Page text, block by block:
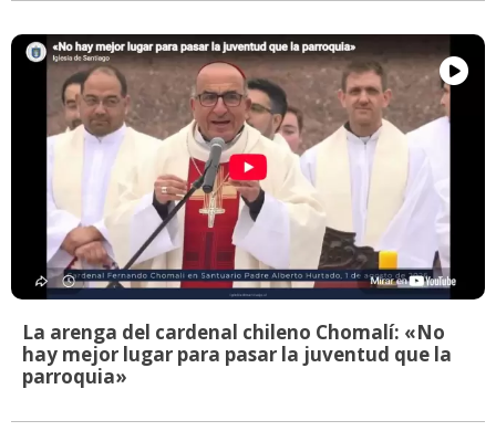
La arenga del cardenal chileno Chomalí: «No
hay mejor lugar para pasar la juventud que la
parroquia»